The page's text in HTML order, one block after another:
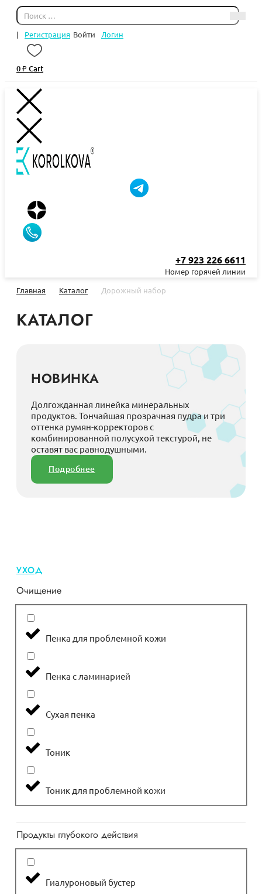
| Регистрация Войти Логин
0₽ Cart
+7 923 226 6611
Номер горячей линии
Главная
Каталог Дорожный набор
КАТАЛОГ
НОВИНКА
Долгожданная линейка минеральных
продуктов. Тончайшая прозрачная пудра и три
оттенка румян-корректоров с
комбинированной полусухой текстурой, не
оставят вас равнодушными.
Подробнее
УХОД
Очищение
Пенка для проблемной кожи
Пенка с ламинарией
Сухая пенка
Тоник
Тоник для проблемной кожи
Продукты глубокого действия
Гиалуроновый бустер